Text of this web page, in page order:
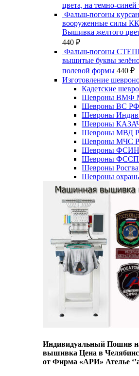
цвета, на темно-синей
Фальш-погоны
вооруженные силы КК
Вышивка желтого
440 ₽
Фальш-погоны
вышитые буквы
полевой формы 440 ₽
Изготовление
Кадетские
Шевроны ВМФ
Шевроны ВС РФ
Шевроны
Шевроны
Шевроны МВД
Шевроны МЧС
Шевроны
Шевроны
Шевроны
Шевроны
Индивидуальный Пошив
вышивка Цена в
от Фирма «АРИ» Ателье